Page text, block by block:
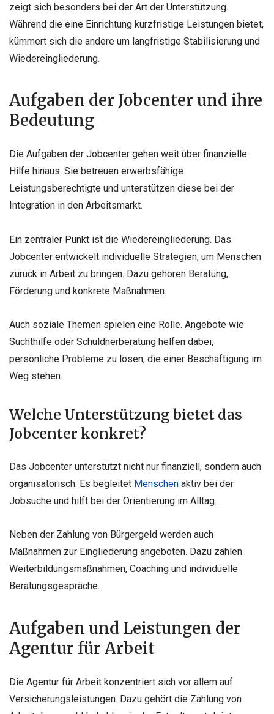
zeigt sich besonders bei der Art der Unterstützung.
Während die eine Einrichtung kurzfristige Leistungen bietet,
kümmert sich die andere um langfristige Stabilisierung und
Wiedereingliederung.
Aufgaben der Jobcenter und ihre
Bedeutung
Die Aufgaben der Jobcenter gehen weit über finanzielle
Hilfe hinaus. Sie betreuen erwerbsfähige
Leistungsberechtigte und unterstützen diese bei der
Integration in den Arbeitsmarkt.
Ein zentraler Punkt ist die Wiedereingliederung. Das
Jobcenter entwickelt individuelle Strategien, um Menschen
zurück in Arbeit zu bringen. Dazu gehören Beratung,
Förderung und konkrete Maßnahmen.
Auch soziale Themen spielen eine Rolle. Angebote wie
Suchthilfe oder Schuldnerberatung helfen dabei,
persönliche Probleme zu lösen, die einer Beschäftigung im
Weg stehen.
Welche Unterstützung bietet das
Jobcenter konkret?
Das Jobcenter unterstützt nicht nur finanziell, sondern auch
organisatorisch. Es begleitet Menschen aktiv bei der
Jobsuche und hilft bei der Orientierung im Alltag.
Neben der Zahlung von Bürgergeld werden auch
Maßnahmen zur Eingliederung angeboten. Dazu zählen
Weiterbildungsmaßnahmen, Coaching und individuelle
Beratungsgespräche.
Aufgaben und Leistungen der
Agentur für Arbeit
Die Agentur für Arbeit konzentriert sich vor allem auf
Versicherungsleistungen. Dazu gehört die Zahlung von